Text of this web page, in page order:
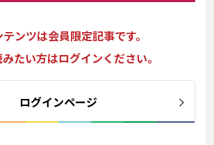
ンツは会員限定記事です。
たい方はログインください。
ログインページ